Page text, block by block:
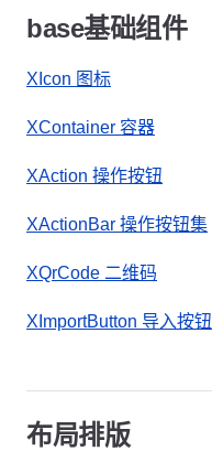
base基础组件
XIcon 图标
XContainer 容器
XAction 操作按钮
XActionBar 操作按钮集
XQrCode 二维码
XImportButton 导入按钮
布局排版